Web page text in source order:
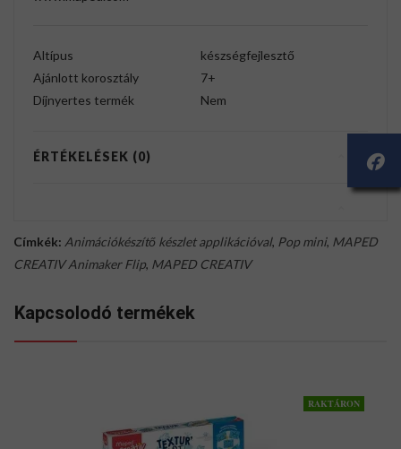
Altípus
készségfejlesztő
Ajánlott korosztály
7+
Díjnyertes termék
Nem
ÉRTÉKELÉSEK (0)
Címkék: Animációkészítő készlet applikációval, Pop mini, MAPED
CREATIV Animaker Flip, MAPED CREATIV
Kapcsolodó termékek
RAKTÁRON